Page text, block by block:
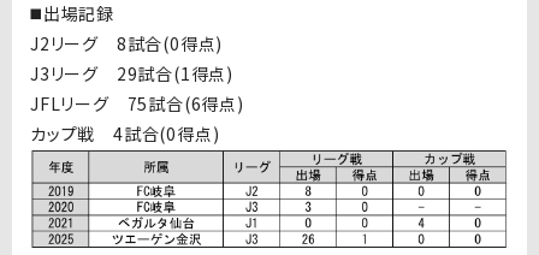
◼️出場記録
J2リーグ 8試合(0得点)
J3リーグ 29試合(1得点)
JFLリーグ 75試合(6得点)
カップ戦 4試合(0得点)